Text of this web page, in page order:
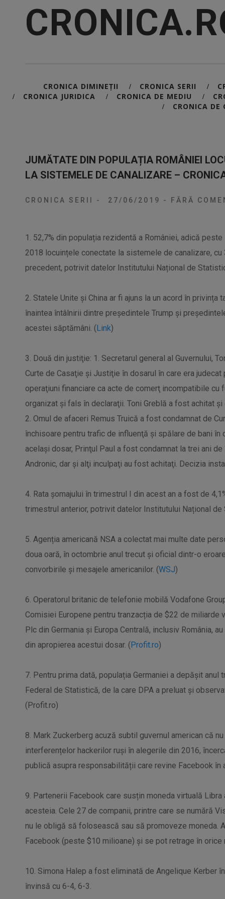
CRONICA DIMINEȚII / CRONICA SERII /
/ CRONICA JURIDICA / CRONICA DE MEDIU /
/ CRONICA DE
JUMĂTATE DIN POPULAȚIA ROMÂNIEI
LA SISTEMELE DE CANALIZARE –
CRONICA SERII - 27/06/2019 - FĂRĂ
1. 52,7% din populația rezidentă a României, adică
2018 locuințele conectate la sistemele de canalizare,
precedent, potrivit datelor Institutului Național de
2. Statele Unite și China ar fi ajuns la un acord în privința
înaintea întâlnirii dintre președintele Trump și
acestei săptămâni. (Link)
3. Două din justiţie: 1. Secretarul general al Guvernului,
Curte de Casaţie şi Justiţie în dosarul în care era
operaţiuni financiare ca acte de comerţ incompatibile cu
organizat şi fals în declaraţii. Toni Greblă a fost achitat
2. Omul de afaceri Remus Truică a fost condamnat de
închisoare pentru trafic de influenţă şi spălare de bani în
acelaşi dosar, Prinţul Paul a fost condamnat la trei ani
Andronic, dar şi alţi inculpaţi au fost achitaţi. Decizia
4. Rata șomajului în trimestrul I din acest an a fost de
trimestrul anterior, potrivit datelor Institutului Național de
5. Agenția americană NSA a colectat mai multe date
doua oară, în octombrie anul trecut și oficial dintr-o
convorbirile și mesajele americanilor. (WSJ)
6. Operatorul britanic de telefonie mobilă Vodafone
Comisiei Europene pentru tranzacția de $22 de miliarde
Plc din Germania și Europa Centrală, inclusiv România,
din apropierea acestui dosar. (Profit.ro)
7. Pentru prima dată, populația Germaniei a depășit
Federal de Statistică, de la care DPA a preluat și
(Profit.ro)
8. Mark Zuckerberg acuză subtil guvernul american că
interferențelor hackerilor ruși în alegerile din 2016,
publică asupra responsabilității care revine Facebook în
9. Partenerii Facebook care susțin moneda virtuală
acesteia. Cele 27 de companii, printre care se numără
nu le obligă să folosească sau să promoveze moneda.
Facebook (peste $10 milioane) și se pot retrage în orice
10. Simona Halep a fost eliminată de Angelique Kerber
învinsă cu 6-4, 6-3.